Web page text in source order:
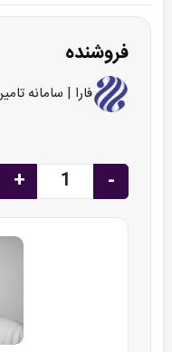
فروشنده
فارا | سامانه
-
+